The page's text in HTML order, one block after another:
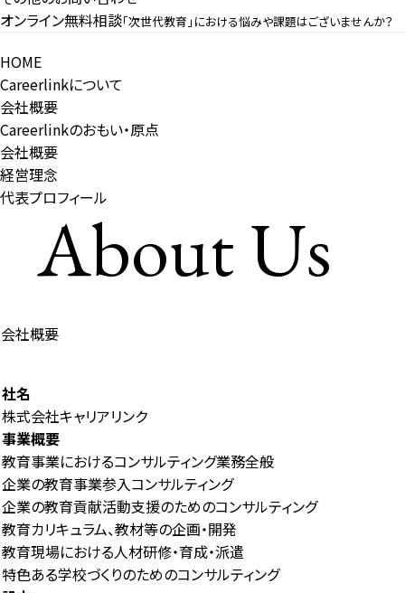
オンライン無料相談「次世代教育」における悩みや課題はございませんか？
HOME
Careerlinkについて
会社概要
Careerlinkのおもい・原点
会社概要
経営理念
代表プロフィール
About Us
会社概要
社名
株式会社キャリアリンク
事業概要
教育事業におけるコンサルティング業務全般
企業の教育事業参入コンサルティング
企業の教育貢献活動支援のためのコンサルティング
教育カリキュラム、教材等の企画・開発
教育現場における人材研修・育成・派遣
特色ある学校づくりのためのコンサルティング